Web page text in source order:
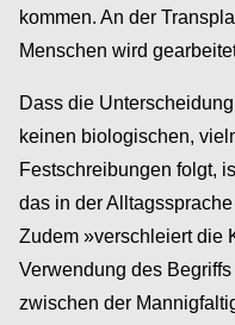
kommen. An der
Menschen wird
Dass die
keinen biologischen,
Festschreibungen folgt,
das in der
Zudem »verschleiert die
Verwendung des
zwischen der